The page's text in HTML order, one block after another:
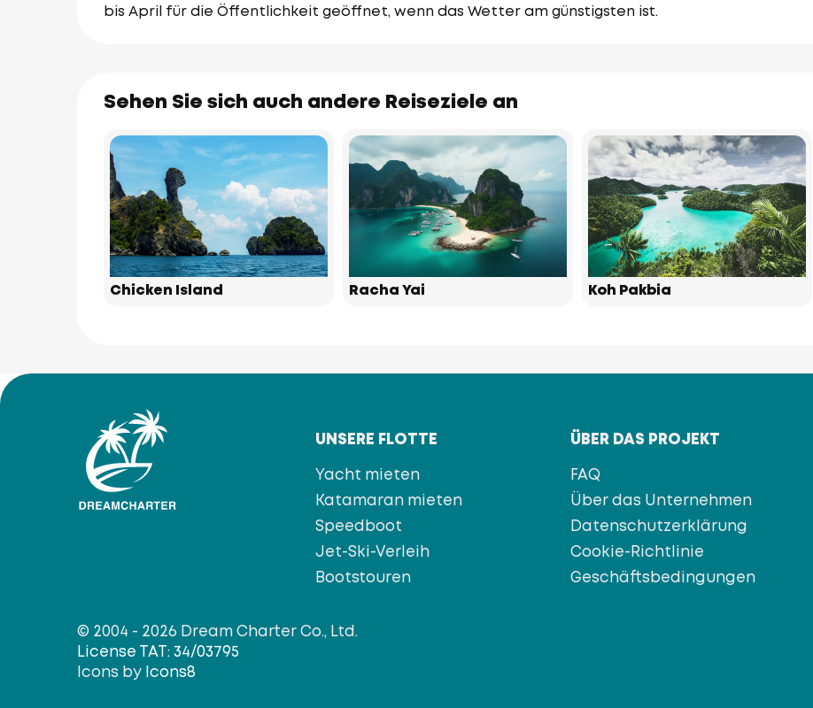
bis April für die Öffentlichkeit geöffnet, wenn das Wetter am günstigsten ist.
Sehen Sie sich auch andere Reiseziele an
Chicken Island Racha Yai Koh Pakbia
UNSERE FLOTTE
Yacht mieten
Katamaran mieten
Speedboot
Jet-Ski-Verleih
Bootstouren
ÜBER DAS PROJEKT
FAQ
Über das Unternehmen
Datenschutzerklärung
Cookie-Richtlinie
Geschäftsbedingungen
© 2004 - 2026 Dream Charter Co., Ltd.
License TAT: 34/03795
Icons by Icons8